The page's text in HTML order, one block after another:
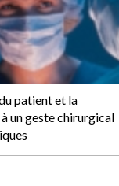
patient et la
un geste chirurgical